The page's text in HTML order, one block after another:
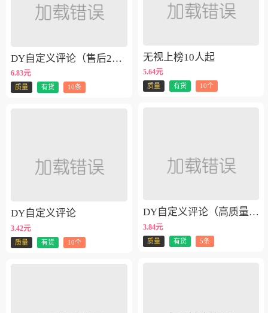
DY自定义评论（售后24小时）
6.83元
质量 有货 10条
DY自定义评论
3.42元
质量 有货 10个
无视上榜10人起
5.64元
质量 有货 10个
DY自定义评论（高质量10W粉做评）
3.84元
质量 有货 5条